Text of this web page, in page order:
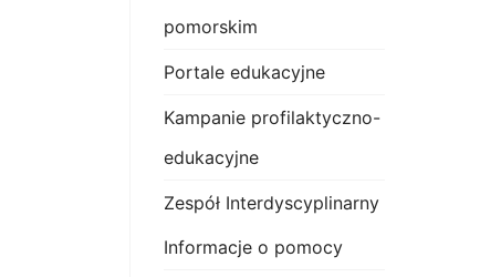
pomorskim
Portale edukacyjne
Kampanie profilaktyczno-
edukacyjne
Zespół Interdyscyplinarny
Informacje o pomocy